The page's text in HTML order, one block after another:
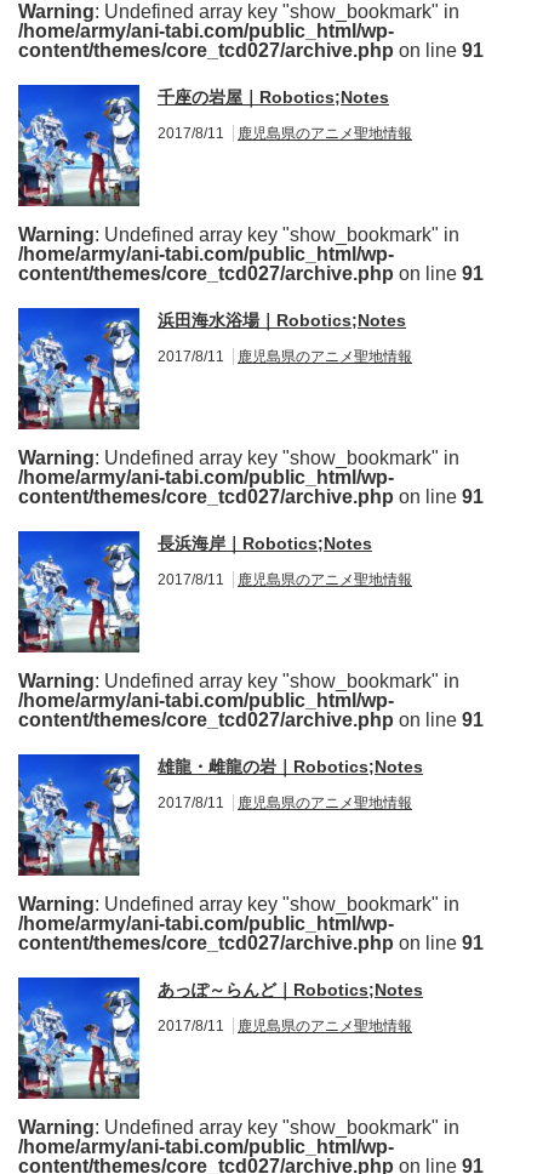
Warning: Undefined array key "show_bookmark" in
/home/army/ani-tabi.com/public_html/wp-
content/themes/core_tcd027/archive.php on line 91
千座の岩屋｜Robotics;Notes
2017/8/11 鹿児島県のアニメ聖地情報
Warning: Undefined array key "show_bookmark" in
/home/army/ani-tabi.com/public_html/wp-
content/themes/core_tcd027/archive.php on line 91
浜田海水浴場｜Robotics;Notes
2017/8/11 鹿児島県のアニメ聖地情報
Warning: Undefined array key "show_bookmark" in
/home/army/ani-tabi.com/public_html/wp-
content/themes/core_tcd027/archive.php on line 91
長浜海岸｜Robotics;Notes
2017/8/11 鹿児島県のアニメ聖地情報
Warning: Undefined array key "show_bookmark" in
/home/army/ani-tabi.com/public_html/wp-
content/themes/core_tcd027/archive.php on line 91
雄龍・雌龍の岩｜Robotics;Notes
2017/8/11 鹿児島県のアニメ聖地情報
Warning: Undefined array key "show_bookmark" in
/home/army/ani-tabi.com/public_html/wp-
content/themes/core_tcd027/archive.php on line 91
あっぽ～らんど｜Robotics;Notes
2017/8/11 鹿児島県のアニメ聖地情報
Warning: Undefined array key "show_bookmark" in
/home/army/ani-tabi.com/public_html/wp-
content/themes/core_tcd027/archive.php on line 91